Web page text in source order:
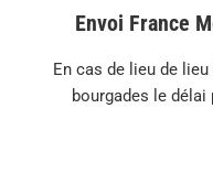
Envoi France
En cas de lieu de
bourgades le